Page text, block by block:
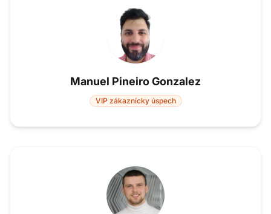
Manuel Pineiro Gonzalez
VIP zákaznícky úspech